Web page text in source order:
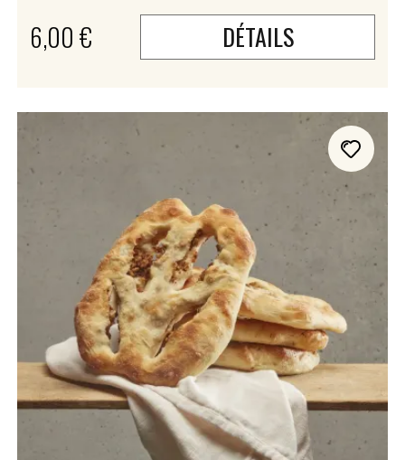
6,00 € DÉTAILS